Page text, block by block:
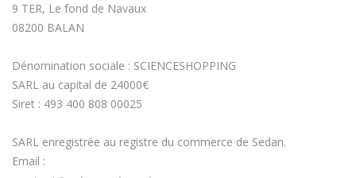
9 TER, Le fond de Navaux
08200 BALAN
Dénomination sociale : SCIENCESHOPPING
SARL au capital de 24000€
Siret : 493 400 808 00025
SARL enregistrée au registre du commerce de Sedan.
Email :